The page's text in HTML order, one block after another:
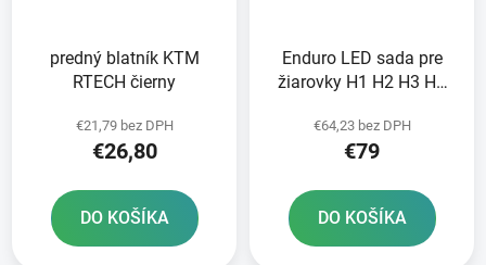
predný blatník KTM
RTECH čierny
€21,79 bez DPH
€26,80
DO KOŠÍKA
Enduro LED sada pre
žiarovky H1 H2 H3 H4
RTECH
€64,23 bez DPH
€79
DO KOŠÍKA